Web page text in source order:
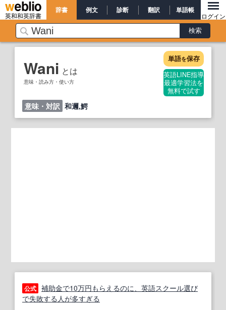
英和和英辞書
辞書 例文 診断 翻訳 単語帳
ログイン
Wani とは
意味・読み方・使い方
単語を保存
英語LINE指導
最適学習法を
無料で試す
意味・対訳 和邇,鰐
公式 補助金で10万円もらえるのに、英語スクール選び
で失敗する人が多すぎる